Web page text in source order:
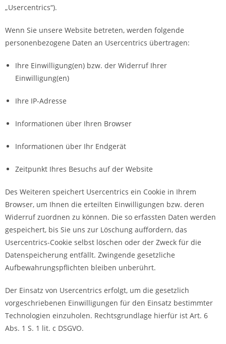
„Usercentrics“).
Wenn Sie unsere Website betreten, werden folgende
personenbezogene Daten an Usercentrics übertragen:
Ihre Einwilligung(en) bzw. der Widerruf Ihrer
Einwilligung(en)
Ihre IP-Adresse
Informationen über Ihren Browser
Informationen über Ihr Endgerät
Zeitpunkt Ihres Besuchs auf der Website
Des Weiteren speichert Usercentrics ein Cookie in Ihrem
Browser, um Ihnen die erteilten Einwilligungen bzw. deren
Widerruf zuordnen zu können. Die so erfassten Daten werden
gespeichert, bis Sie uns zur Löschung auffordern, das
Usercentrics-Cookie selbst löschen oder der Zweck für die
Datenspeicherung entfällt. Zwingende gesetzliche
Aufbewahrungspflichten bleiben unberührt.
Der Einsatz von Usercentrics erfolgt, um die gesetzlich
vorgeschriebenen Einwilligungen für den Einsatz bestimmter
Technologien einzuholen. Rechtsgrundlage hierfür ist Art. 6
Abs. 1 S. 1 lit. c DSGVO.